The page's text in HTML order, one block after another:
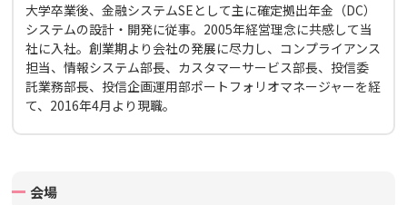
大学卒業後、金融システムSEとして主に確定拠出年金（DC）
システムの設計・開発に従事。2005年経営理念に共感して当
社に入社。創業期より会社の発展に尽力し、コンプライアンス
担当、情報システム部長、カスタマーサービス部長、投信委
託業務部長、投信企画運用部ポートフォリオマネージャーを経
て、2016年4月より現職。
会場